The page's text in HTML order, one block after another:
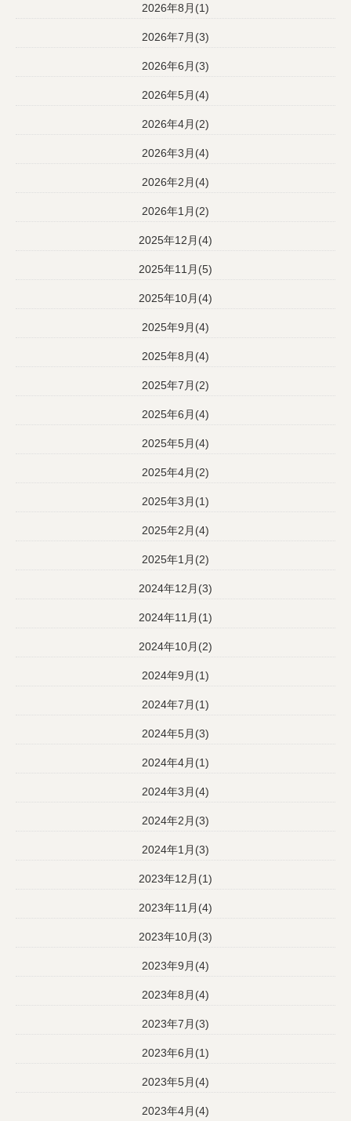
2026年8月(1)
2026年7月(3)
2026年6月(3)
2026年5月(4)
2026年4月(2)
2026年3月(4)
2026年2月(4)
2026年1月(2)
2025年12月(4)
2025年11月(5)
2025年10月(4)
2025年9月(4)
2025年8月(4)
2025年7月(2)
2025年6月(4)
2025年5月(4)
2025年4月(2)
2025年3月(1)
2025年2月(4)
2025年1月(2)
2024年12月(3)
2024年11月(1)
2024年10月(2)
2024年9月(1)
2024年7月(1)
2024年5月(3)
2024年4月(1)
2024年3月(4)
2024年2月(3)
2024年1月(3)
2023年12月(1)
2023年11月(4)
2023年10月(3)
2023年9月(4)
2023年8月(4)
2023年7月(3)
2023年6月(1)
2023年5月(4)
2023年4月(4)